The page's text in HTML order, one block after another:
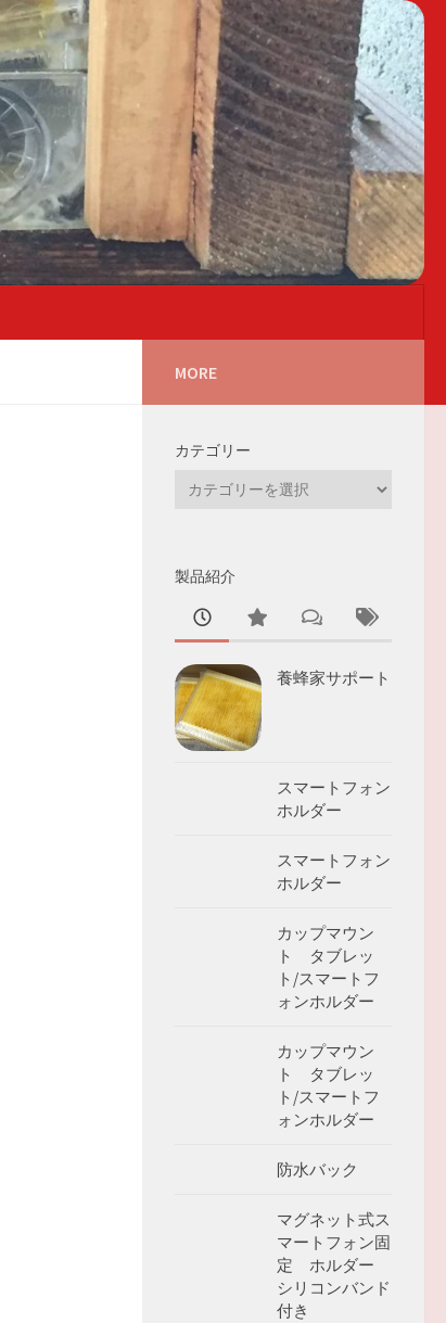
MORE
カテゴリー
ー
製品紹介
養蜂家サポート
スマートフォン
ホルダー
スマートフォン
ホルダー
カップマウン
ト タブレッ
ト/スマートフ
ォンホルダー
カップマウン
ト タブレッ
ト/スマートフ
ォンホルダー
防水バック
マグネット式ス
マートフォン固
定 ホルダー
シリコンバンド
付き